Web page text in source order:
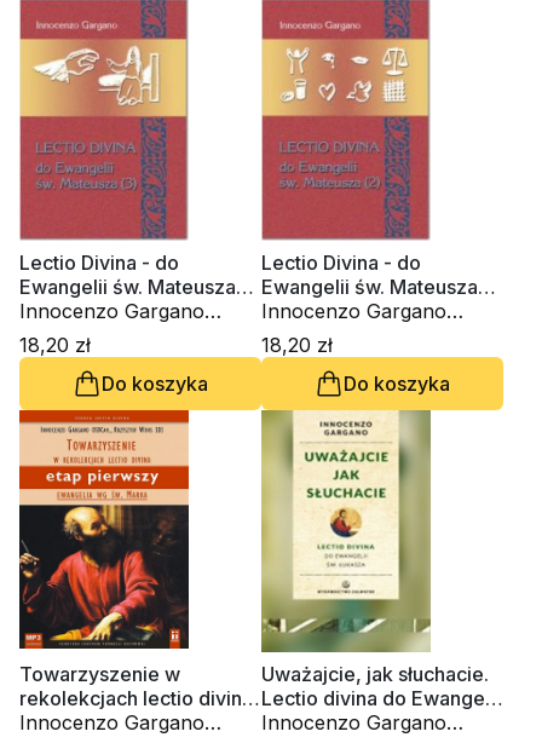
Lectio Divina - do
Ewangelii św. Mateusza
(3) (Tom 25)
Innocenzo Gargano
OSBCam.
18,20 zł
Do koszyka
Lectio Divina - do
Ewangelii św. Mateusza
(2) (Tom 24)
Innocenzo Gargano
OSBCam.
18,20 zł
Do koszyka
Towarzyszenie w
rekolekcjach lectio divina.
Ewangelia wg św. Marka
Innocenzo Gargano
Uważajcie, jak słuchacie.
Lectio divina do Ewangelii
św. Łukasza
Innocenzo Gargano